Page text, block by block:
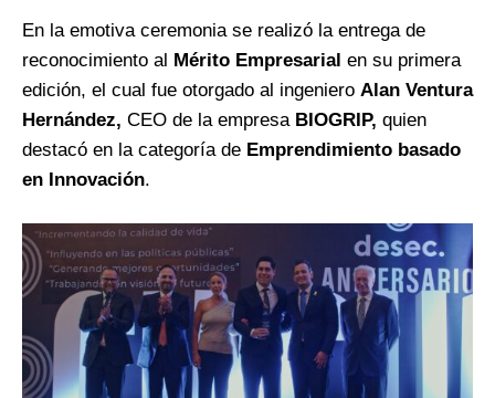
En la emotiva ceremonia se realizó la entrega de
reconocimiento al Mérito Empresarial en su primera
edición, el cual fue otorgado al ingeniero Alan Ventura
Hernández, CEO de la empresaBIOGRIP, quien
destacó en la categoría de Emprendimiento basado
en Innovación.